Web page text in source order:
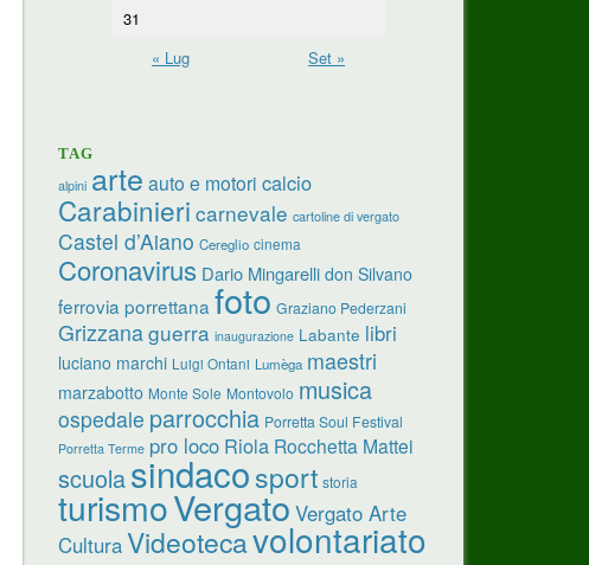
31
« Lug
Set »
TAG
alpini arte auto e motori calcio
Carabinieri carnevale cartoline di vergato
Castel d’Aiano Cereglio cinema
Coronavirus Dario Mingarelli don Silvano
ferrovia porrettana foto Graziano Pederzani
Grizzanaguerra inaugurazione Labante libri
luciano marchi Luigi Ontani Lumèga maestri
marzabotto Monte Sole Montovolo musica
ospedale parrocchia Porretta Soul Festival
Porretta Terme pro loco Riola Rocchetta Mattei
scuolasindacosport storia
turismoVergato Vergato Arte
CulturaVideotecavolontariato